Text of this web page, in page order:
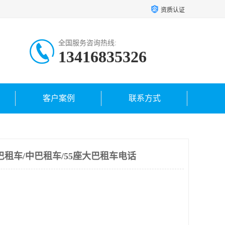
资质认证
全国服务咨询热线:
13416835326
客户案例 联系方式
租车/中巴租车/55座大巴租车电话